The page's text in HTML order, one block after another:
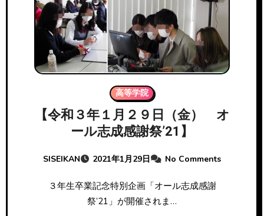
高等学院
【令和３年１月２９日（金） オ
ール志成感謝祭’21】
SISEIKAN 2021年1月29日 No Comments
３年生卒業記念特別企画「オール志成感謝
祭’21」が開催されま…